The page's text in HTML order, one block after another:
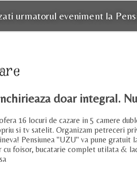
urmatorul eveniment la
doar integral.
16 locuri de cazare in 5 camere
si tv satelit. Organizam petreceri
Pensiunea "UZU" va pune
foisor, bucatarie complet utilata &